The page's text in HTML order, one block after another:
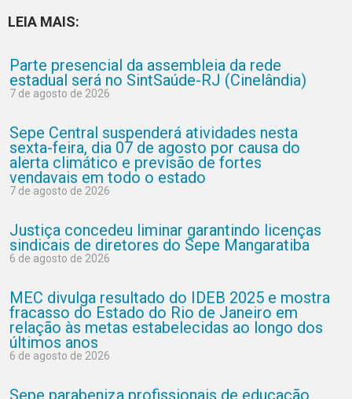
LEIA MAIS:
Parte presencial da assembleia da rede
estadual será no SintSaúde-RJ (Cinelândia)
7 de agosto de 2026
Sepe Central suspenderá atividades nesta
sexta-feira, dia 07 de agosto por causa do
alerta climático e previsão de fortes
vendavais em todo o estado
7 de agosto de 2026
Justiça concedeu liminar garantindo licenças
sindicais de diretores do Sepe Mangaratiba
6 de agosto de 2026
MEC divulga resultado do IDEB 2025 e mostra
fracasso do Estado do Rio de Janeiro em
relação às metas estabelecidas ao longo dos
últimos anos
6 de agosto de 2026
Sepe parabeniza profissionais de educação